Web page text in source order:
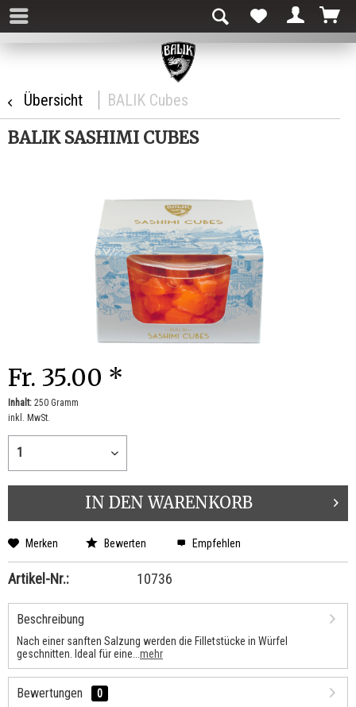
Übersicht BALIK Cubes
BALIK SASHIMI CUBES
Fr. 35.00 *
Inhalt: 250 Gramm
inkl. MwSt.
IN DEN WARENKORB
Merken Bewerten Empfehlen
Artikel-Nr.: 10736
Beschreibung
Nach einer sanften Salzung werden die Filletstücke in Würfel
geschnitten. Ideal für eine... mehr
Bewertungen
0